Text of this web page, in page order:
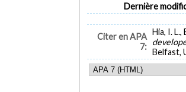
Dernière
Citer en APA
7:
Hia, I.
Belfast,